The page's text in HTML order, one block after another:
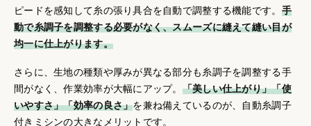
ピードを感知して糸の張り具合を自動で調整する機能です。 手
動で糸調子を調整する必要がなく、スムーズに縫えて縫い目が
均一に仕上がります。
さらに、生地の種類や厚みが異なる部分も糸調子を調整する手
間がなく、作業効率が大幅にアップ。 「美しい仕上がり」「使
いやすさ」「効率の良さ」を兼ね備えているのが、自動糸調子
付きミシンの大きなメリットです。